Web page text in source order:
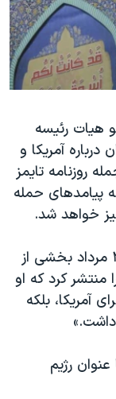
هیات رئیسه
آمریکا و
روزنامه تایمز
پیامدهای حمله
خواهد شد.
نشریه تایمز آف اسرائیل روز چهارشنبه ۳۱ مرداد بخشی از
منتشر کرد که او
آمریکا، بلکه
رژیم